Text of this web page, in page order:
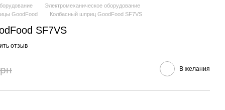
Электромеханическое оборудование
GoodFood Колбасный шприц GoodFood SF7VS
SF7VS
отзыв
В желания